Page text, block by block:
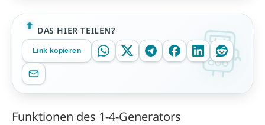
DAS HIER TEILEN?
Link kopieren
Funktionen des 1-4-Generators